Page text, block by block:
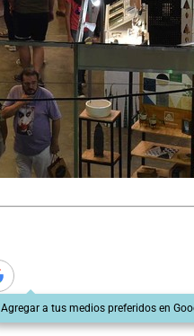
Agregar a tus medios preferidos en